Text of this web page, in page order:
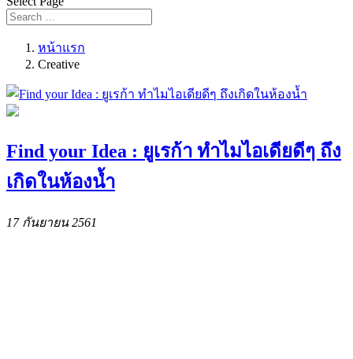
หน้าแรก
Creative
Find your Idea : ยูเรก้า ทำไมไอเดียดีๆ ถึง
เกิดในห้องน้ำ
17 กันยายน 2561